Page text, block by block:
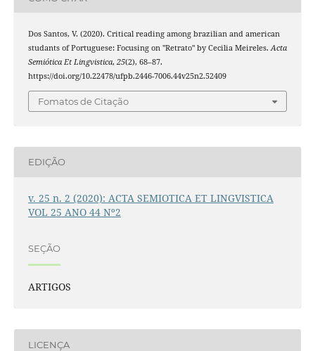
Dos Santos, V. (2020). Critical reading among brazilian and american
studants of Portuguese: Focusing on "Retrato" by Cecilia Meireles.Acta
Semiótica Et Lingvistica, 25(2), 68–87.
https://doi.org/10.22478/ufpb.2446-7006.44v25n2.52409
Fomatos de Citação
EDIÇÃO
v. 25 n. 2 (2020): ACTA SEMIOTICA ET LINGVISTICA
VOL 25 ANO 44 Nº2
SEÇÃO
ARTIGOS
LICENÇA